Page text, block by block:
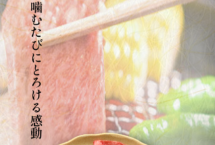
噛むたびにとろける感動